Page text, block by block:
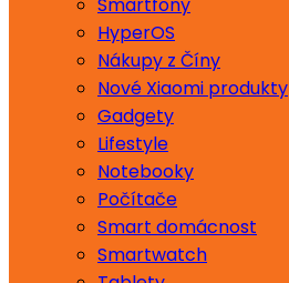
HyperOS
Nákupy z Číny
Nové Xiaomi produkty
Gadgety
Lifestyle
Notebooky
Počítače
Smart domácnost
Smartwatch